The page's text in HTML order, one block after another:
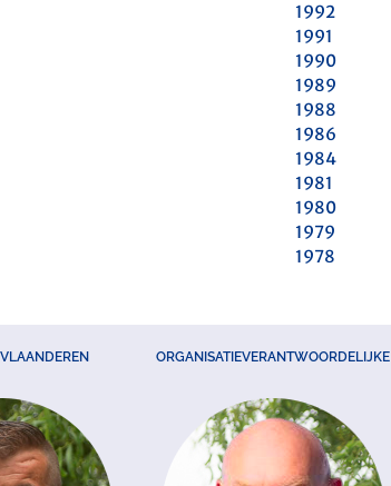
1992
1991
1990
1989
1988
1986
1984
1981
1980
1979
1978
ORGANISATIEVERANTWOORDELIJKE